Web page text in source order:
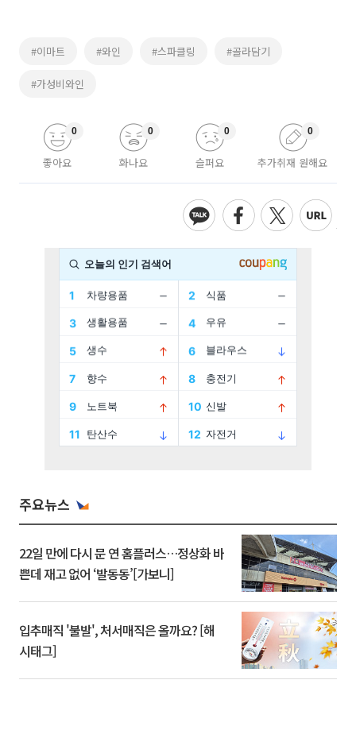
#이마트 #와인 #스파클링 #골라담기
#가성비와인
좋아요
0
화나요
0
슬퍼요
0
추가취재 원해요
0
주요뉴스
22일 만에 다시 문 연 홈플러스…정상화 바
쁜데 재고 없어 ‘발동동’[가보니]
입추매직 '불발', 처서매직은 올까요? [해
시태그]